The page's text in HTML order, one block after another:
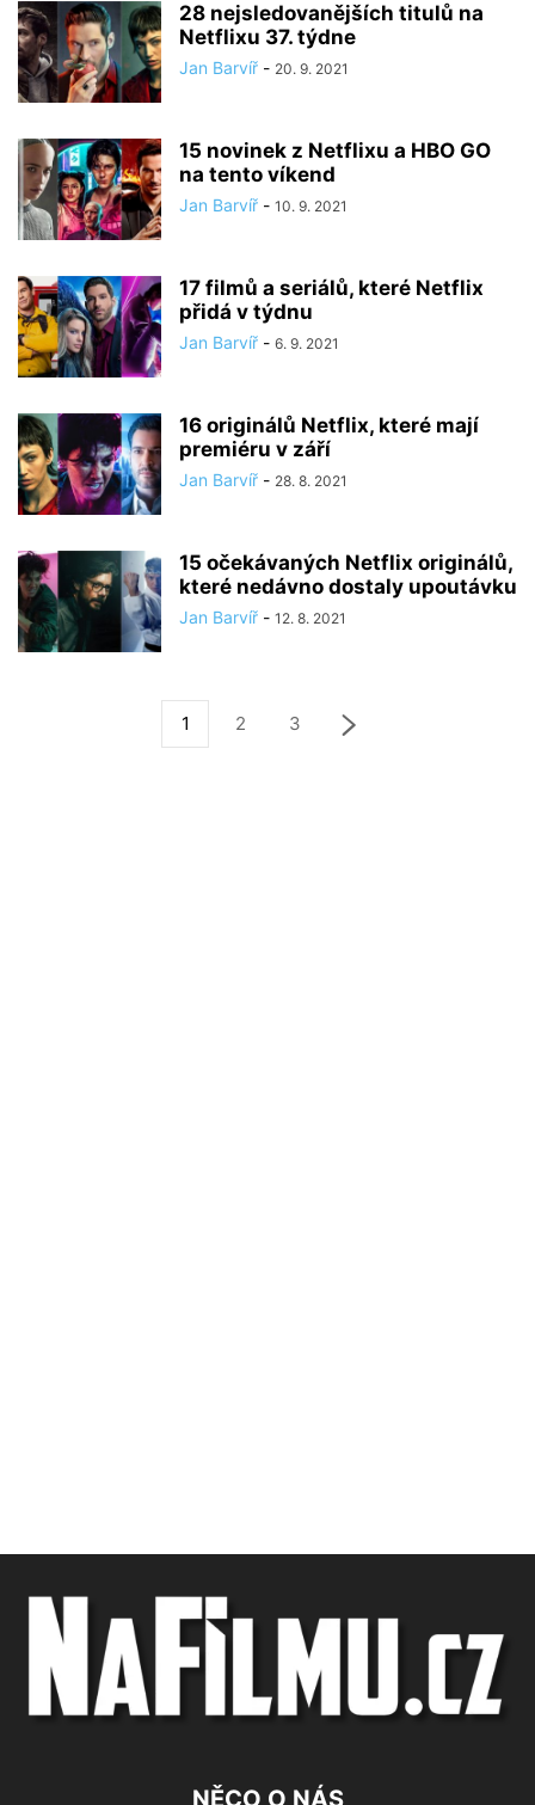
28 nejsledovanějších titulů na
Netflixu 37. týdne
Jan Barvíř - 20. 9. 2021
15 novinek z Netflixu a HBO GO
na tento víkend
Jan Barvíř - 10. 9. 2021
17 filmů a seriálů, které Netflix
přidá v týdnu
Jan Barvíř - 6. 9. 2021
16 originálů Netflix, které mají
premiéru v září
Jan Barvíř - 28. 8. 2021
15 očekávaných Netflix originálů,
které nedávno dostaly upoutávku
Jan Barvíř - 12. 8. 2021
1 2 3
NĚCO O NÁS